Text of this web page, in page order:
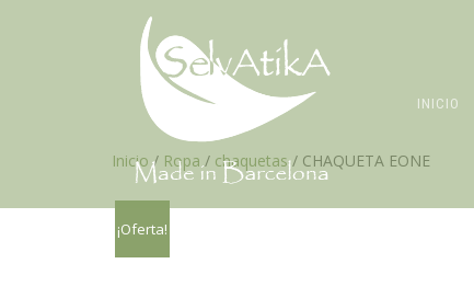
INICIO
Inicio/ Ropa/ chaquetas/ CHAQUETA EONE
¡Oferta!